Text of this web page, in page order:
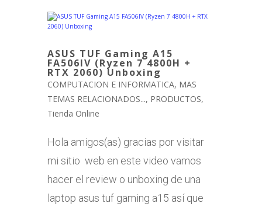
ASUS TUF Gaming A15
FA506IV (Ryzen 7 4800H +
RTX 2060) Unboxing
COMPUTACION E INFORMATICA, MAS
TEMAS RELACIONADOS..., PRODUCTOS,
Tienda Online
Hola amigos(as) gracias por visitar
mi sitio web en este video vamos
hacer el review o unboxing de una
laptop asus tuf gaming a15 así que